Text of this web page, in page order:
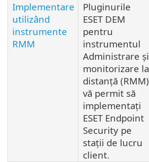
Implementare
utilizând
instrumente
RMM
Pluginurile
ESET DEM
pentru
instrumentul
Administrare și
monitorizare la
distanță (RMM)
vă permit să
implementați
ESET Endpoint
Security pe
stații de lucru
client.